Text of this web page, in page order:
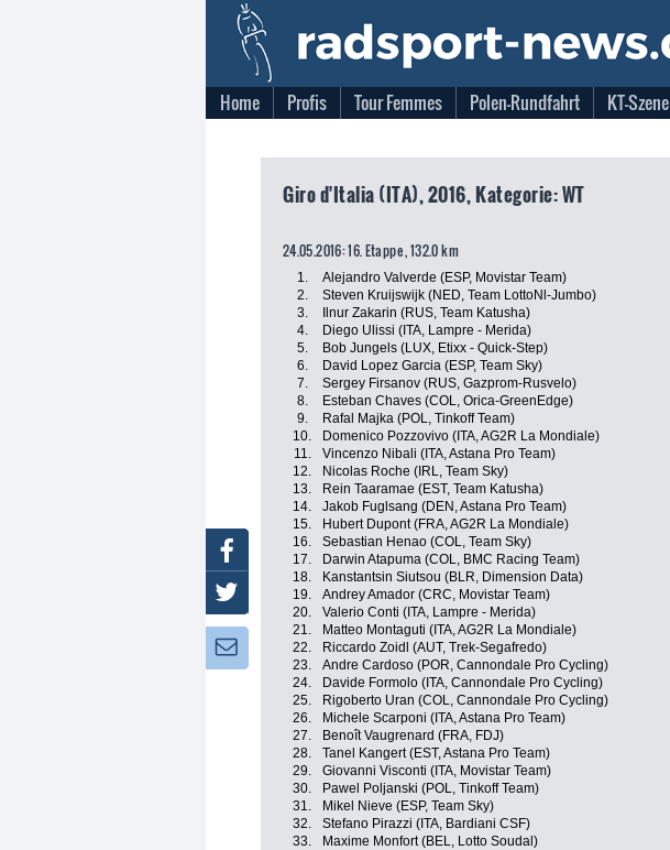
Home Profis Tour Femmes Polen-Rundfahrt KT-Szene
Giro d'Italia (ITA), 2016, Kategorie: WT
24.05.2016: 16. Etappe , 132.0 km
1. Alejandro Valverde (ESP, Movistar Team)
2.
Steven Kruijswijk (NED, Team LottoNl-Jumbo)
3.
Ilnur Zakarin (RUS, Team Katusha)
4.
Diego Ulissi (ITA, Lampre - Merida)
5.
Bob Jungels (LUX, Etixx - Quick-Step)
6.
David Lopez Garcia (ESP, Team Sky)
7.
Sergey Firsanov (RUS, Gazprom-Rusvelo)
8.
Esteban Chaves (COL, Orica-GreenEdge)
9.
Rafal Majka (POL, Tinkoff Team)
10.
Domenico Pozzovivo (ITA, AG2R La Mondiale)
11.
Vincenzo Nibali (ITA, Astana Pro Team)
12.
Nicolas Roche (IRL, Team Sky)
13.
Rein Taaramae (EST, Team Katusha)
14.
Jakob Fuglsang (DEN, Astana Pro Team)
15.
Hubert Dupont (FRA, AG2R La Mondiale)
16.
Sebastian Henao (COL, Team Sky)
17.
Darwin Atapuma (COL, BMC Racing Team)
18.
Kanstantsin Siutsou (BLR, Dimension Data)
19.
Andrey Amador (CRC, Movistar Team)
20.
Valerio Conti (ITA, Lampre - Merida)
21.
Matteo Montaguti (ITA, AG2R La Mondiale)
22.
Riccardo Zoidl (AUT, Trek-Segafredo)
23.
Andre Cardoso (POR, Cannondale Pro Cycling)
24.
Davide Formolo (ITA, Cannondale Pro Cycling)
25.
Rigoberto Uran (COL, Cannondale Pro Cycling)
26.
Michele Scarponi (ITA, Astana Pro Team)
27.
Benoît Vaugrenard (FRA, FDJ)
28.
Tanel Kangert (EST, Astana Pro Team)
29.
Giovanni Visconti (ITA, Movistar Team)
30.
Pawel Poljanski (POL, Tinkoff Team)
31.
Mikel Nieve (ESP, Team Sky)
32.
Stefano Pirazzi (ITA, Bardiani CSF)
33.
Maxime Monfort (BEL, Lotto Soudal)
Facebook
Twitter
Newsletter: